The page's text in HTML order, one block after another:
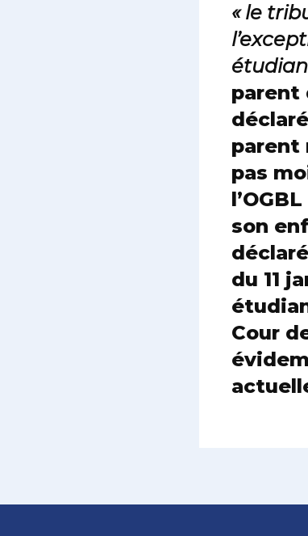
« le
parent
parent
pas
son
du 11
Cour